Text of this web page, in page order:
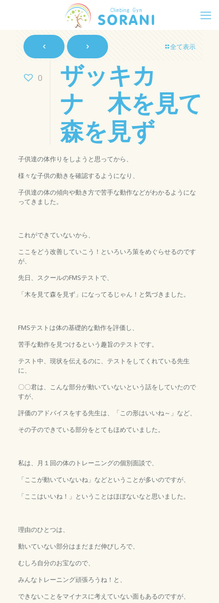
全て表示
0
ザッキカ
ナ 木を見て
森を見ず
子供達の体作りをしようと思ってから、
様々な子供の動きを確認するようになり、
子供達の体の傾向や動き方で苦手な動作などがわかるようにな
ってきました。
これができていないから、
ここをどう改善していこう！といろいろ策をめぐらせるのです
が、
先日、スクールのFMSテストで、
「木を見て森を見ず」になってるじゃん！と気づきました。
FMSテストは体の基礎的な動作を評価し、
苦手な動作を見つけるという趣旨のテストです。
テスト中、現状を伝えるのに、テストをしてくれている先生
に、
〇〇君は、こんな部分が動いていないという話をしていたので
すが、
評価のアドバイスをする先生は、「この形はいいね～」など、
その子のできている部分をとてもほめていました。
私は、月１回の体のトレーニングの個別面談で、
「ここが動いていないね」などということが多いのですが、
「ここはいいね！」ということはほぼないなと思いました。
理由のひとつは、
動いていない部分はまだまだ伸びしろで、
むしろ自分のお宝なので、
みんなトレーニング頑張ろうね！と、
できないことをマイナスに考えていない面もあるのですが、